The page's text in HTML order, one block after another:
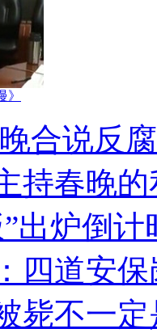
合说反
持春晚
出炉倒计
四道安
毙不一